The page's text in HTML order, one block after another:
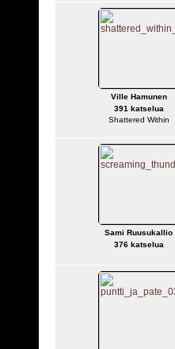
Ville Hamunen
391 katselua
Shattered Within
Sami Ruusukallio
376 katselua